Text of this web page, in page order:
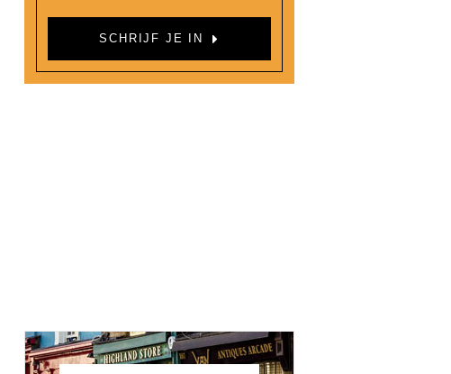
SCHRIJF JE IN